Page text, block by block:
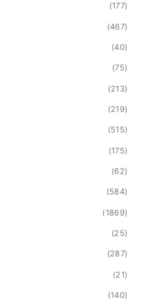
(177)
(467)
(40)
(75)
(213)
(219)
(515)
(175)
(62)
(584)
(1869)
(25)
(287)
(21)
(140)